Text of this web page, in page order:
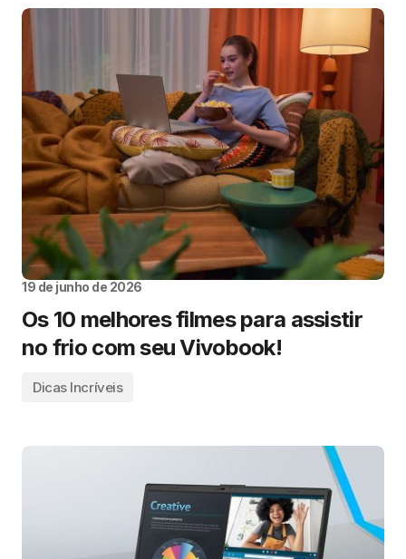
19 de junho de 2026
Os 10 melhores filmes para assistir
no frio com seu Vivobook!
Dicas Incríveis